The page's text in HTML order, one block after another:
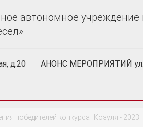
автономное учреждение
д.20 АНОНС МЕРОПРИЯТИЙ ул.
победителей конкурса "Козуля - 2023"